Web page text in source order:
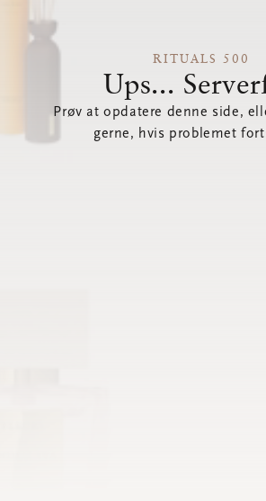
RITUALS 500
Ups...
Prøv at opdatere denne side,
gerne, hvis problemet